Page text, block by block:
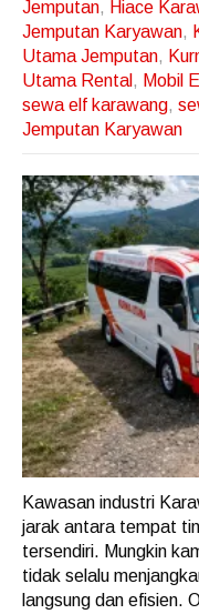
Jemputan, Hiace
Jemputan Karyawan,
Utama Jemputan,
Utama Rental , Mobil
sewa elf karawang,
Jemputan Karyawan
Kawasan industri
jarak antara tempat
tersendiri. Mungkin
tidak selalu
langsung dan efisien.